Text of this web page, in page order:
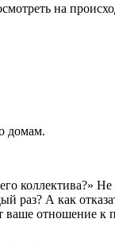
на
домам.
коллектива?»
А как
отношение к